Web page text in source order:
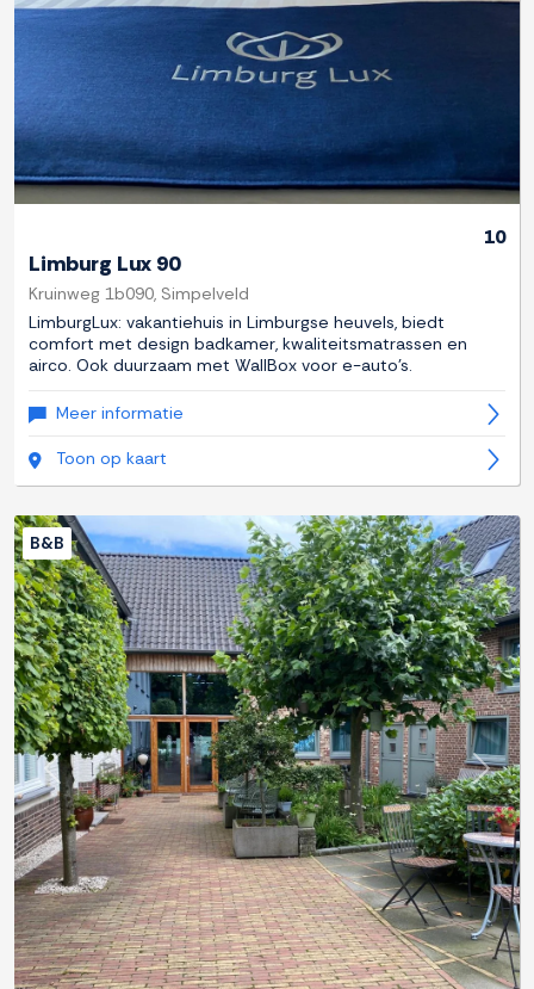
10
Limburg Lux 90
Kruinweg 1b090, Simpelveld
LimburgLux: vakantiehuis in Limburgse heuvels, biedt
comfort met design badkamer, kwaliteitsmatrassen en
airco. Ook duurzaam met WallBox voor e-auto's.
Meer informatie
Toon op kaart
Previous Next
B&B